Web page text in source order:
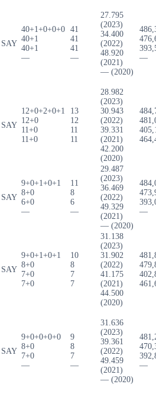
SAY
40+1+0+0+0
40+1
40+1
—
41
41
41
—
27.795
(2023)
34.400
(2022)
48.920
(2021)
— (2020)
—
SAY
12+0+2+0+1
12+0
11+0
11+0
13
12
11
11
28.982
(2023)
30.943
(2022)
39.331
(2021)
42.200
(2020)
SAY
9+0+1+0+1
8+0
6+0
—
11
8
6
—
29.487
(2023)
36.469
(2022)
49.329
(2021)
— (2020)
—
SAY
9+0+1+0+1
8+0
7+0
7+0
10
8
7
7
31.138
(2023)
31.902
(2022)
41.175
(2021)
44.500
(2020)
SAY
9+0+0+0+0
8+0
7+0
—
9
8
7
—
31.636
(2023)
39.361
(2022)
49.459
(2021)
— (2020)
—